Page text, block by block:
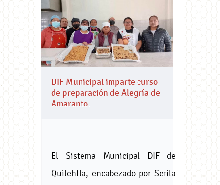
DIF Municipal imparte curso
de preparación de Alegría de
Amaranto.
El Sistema Municipal DIF de
Quilehtla, encabezado por Serila